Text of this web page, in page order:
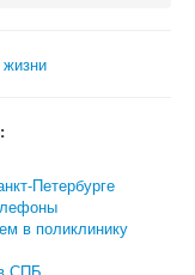
Петербурге
в поликлинику
СПБ